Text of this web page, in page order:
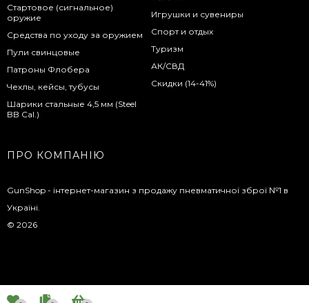
Стартовое (сигнальное)
оружие
Средства по уходу за оружием
Пули свинцовые
Патроны Флобера
Чехлы, кейсы, тубусы
Шарики стальные 4,5 мм (Steel
BB Cal.)
Игрушки и сувениры
Спорт и отдых
Туризм
АК/СВД
Скидки (14-41%)
ПРО КОМПАНІЮ
GunShop - інтернет-магазин з продажу пневматичної зброї №1 в
Україні.
© 2026